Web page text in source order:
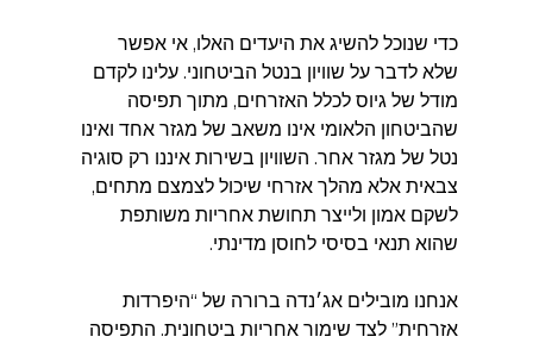
כדי שנוכל להשיג את היעדים האלו, אי אפשר
שלא לדבר על שוויון בנטל הביטחוני. עלינו לקדם
מודל של גיוס לכלל האזרחים, מתוך תפיסה
שהביטחון הלאומי אינו משאב של מגזר אחד ואינו
נטל של מגזר אחר. השוויון בשירות איננו רק סוגיה
צבאית אלא מהלך אזרחי שיכול לצמצם מתחים,
לשקם אמון ולייצר תחושת אחריות משותפת
שהוא תנאי בסיסי לחוסן מדינתי.
אנחנו מובילים אג׳נדה ברורה של “היפרדות
אזרחית” לצד שימור אחריות ביטחונית. התפיסה